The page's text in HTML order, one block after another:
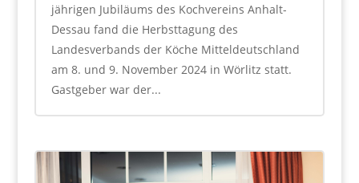
jährigen Jubiläums des Kochvereins Anhalt-
Dessau fand die Herbsttagung des
Landesverbands der Köche Mitteldeutschland
am 8. und 9. November 2024 in Wörlitz statt.
Gastgeber war der...